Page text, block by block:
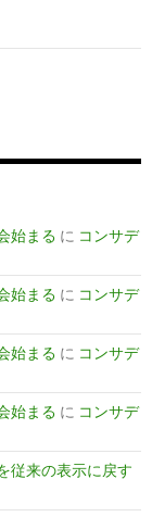
始まる に コンサデ
始まる に コンサデ
始まる に コンサデ
始まる に コンサデ
従来の表示に戻す